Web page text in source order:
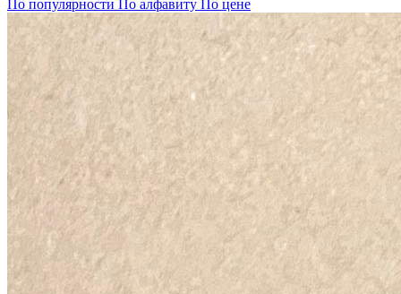
По популярности По алфавиту По цене